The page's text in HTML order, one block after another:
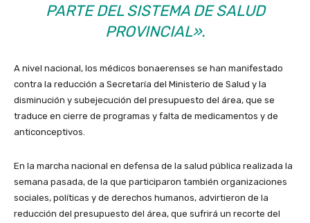
PARTE DEL SISTEMA DE SALUD
PROVINCIAL».
A nivel nacional, los médicos bonaerenses se han manifestado
contra la reducción a Secretaría del Ministerio de Salud y la
disminución y subejecución del presupuesto del área, que se
traduce en cierre de programas y falta de medicamentos y de
anticonceptivos.
En la marcha nacional en defensa de la salud pública realizada la
semana pasada, de la que participaron también organizaciones
sociales, políticas y de derechos humanos, advirtieron de la
reducción del presupuesto del área, que sufrirá un recorte del